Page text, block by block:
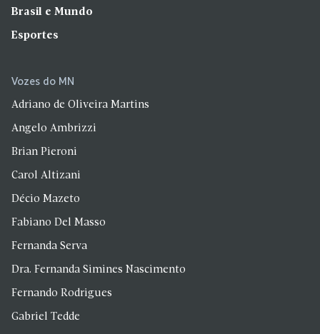
Brasil e Mundo
Esportes
Vozes do MN
Adriano de Oliveira Martins
Angelo Ambrizzi
Brian Pieroni
Carol Altizani
Décio Mazeto
Fabiano Del Masso
Fernanda Serva
Dra. Fernanda Simines Nascimento
Fernando Rodrigues
Gabriel Tedde